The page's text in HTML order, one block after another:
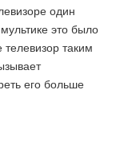
один
это было
таким
его больше